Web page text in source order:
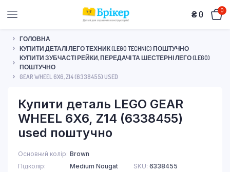
₴ 0 0
ГОЛОВНА
КУПИТИ ДЕТАЛІ ЛЕГО ТЕХНИК (LEGO TECHNIC) ПОШТУЧНО
КУПИТИ ЗУБЧАСТІ РЕЙКИ, ПЕРЕДАЧІ ТА ШЕСТЕРНІ ЛЕГО (LEGO)
ПОШТУЧНО
GEAR WHEEL 6X6, Z14 (6338455) USED
Купити деталь LEGO GEAR
WHEEL 6X6, Z14 (6338455)
used поштучно
Основний колір Brown
Підколір
Medium Nougat
SKU: 6338455